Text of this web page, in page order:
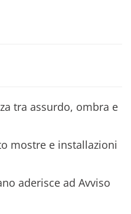
tra assurdo, ombra e
mostre e installazioni
aderisce ad Avviso